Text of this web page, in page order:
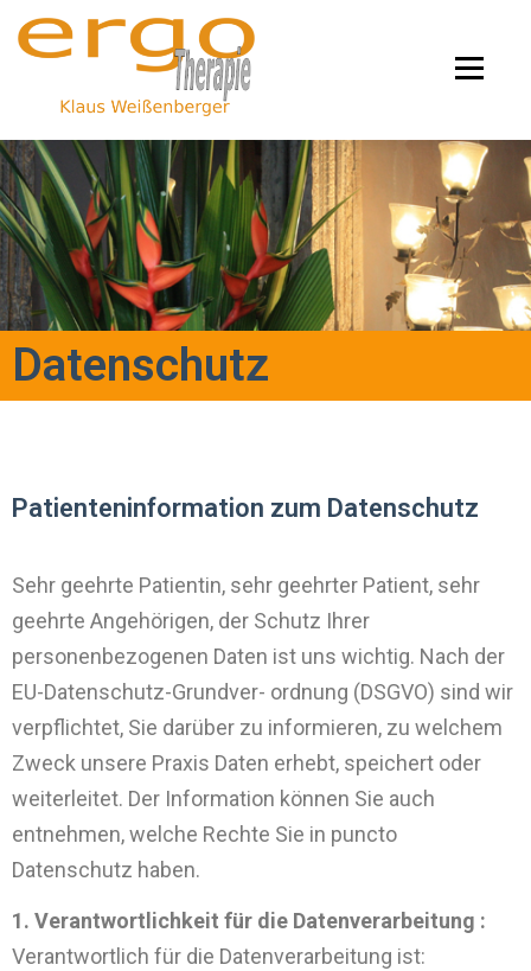
Menü
Start Therapien Info
Konzentration Vortrag Kontakt
Datenschutz
Patienteninformation zum Datenschutz
Sehr geehrte Patientin, sehr geehrter Patient, sehr
geehrte Angehörigen, der Schutz Ihrer
personenbezogenen Daten ist uns wichtig. Nach der
EU-Datenschutz-Grundver- ordnung (DSGVO) sind wir
verpflichtet, Sie darüber zu informieren, zu welchem
Zweck unsere Praxis Daten erhebt, speichert oder
weiterleitet. Der Information können Sie auch
entnehmen, welche Rechte Sie in puncto
Datenschutz haben.
1. Verantwortlichkeit für die Datenverarbeitung :
Verantwortlich für die Datenverarbeitung ist: